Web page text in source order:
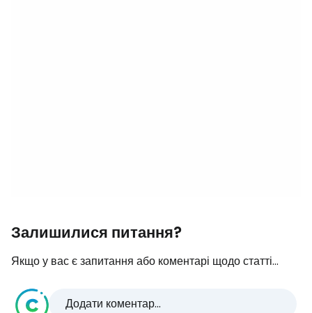
Залишилися питання?
Якщо у вас є запитання або коментарі щодо статті...
Додати коментар...